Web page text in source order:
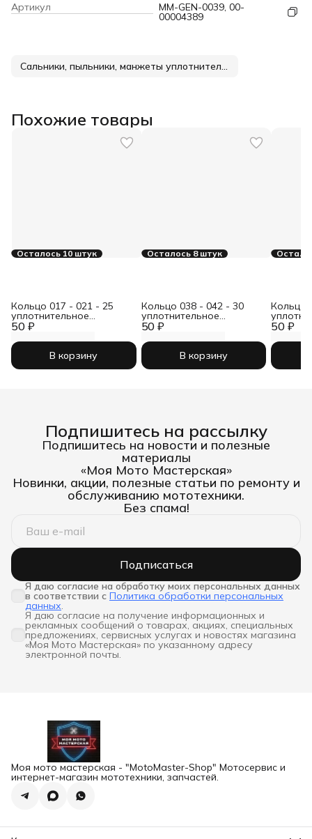
Артикул MM-GEN-0039, 00-
00004389
Сальники, пыльники, манжеты уплотнительные
Похожие товары
Осталось 10 штук
50 ₽
Кольцо 017 - 021 - 25
уплотнительное
резиновое
В корзину
Осталось 8 штук
50 ₽
Кольцо 038 - 042 - 30
уплотнительное
резиновое
В корзину
50 ₽
Кольцо
Подпишитесь на рассылку
Подпишитесь на новости и полезные
материалы
«Моя Мото Мастерская»
Новинки, акции, полезные статьи по ремонту и
обслуживанию мототехники.
Без спама!
Подписаться
Я даю согласие на обработку моих персональных данных
в соответствии с Политика обработки персональных
данных.
Я даю согласие на получение информационных и
рекламных сообщений о товарах, акциях, специальных
предложениях, сервисных услугах и новостях магазина
«Моя Мото Мастерская» по указанному адресу
электронной почты.
Моя мото мастерская - "MotoMaster-Shop" Мотосервис и
интернет-магазин мототехники, запчастей.